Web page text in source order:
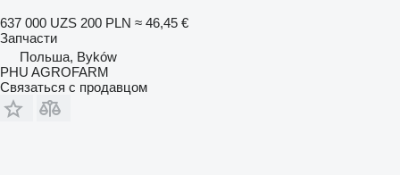
637 000 UZS 200 PLN ≈ 46,45 €
Запчасти
Польша, Byków
PHU AGROFARM
Связаться с продавцом